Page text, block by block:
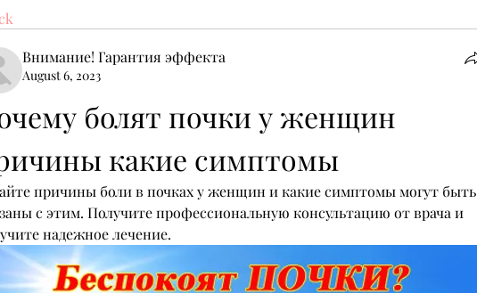
Внимание! Гарантия эффекта
August 6, 2023
болят почки у женщин
какие симптомы
причины боли в почках у женщин и какие симптомы могут быть
с этим. Получите профессиональную консультацию от врача и
надежное лечение.